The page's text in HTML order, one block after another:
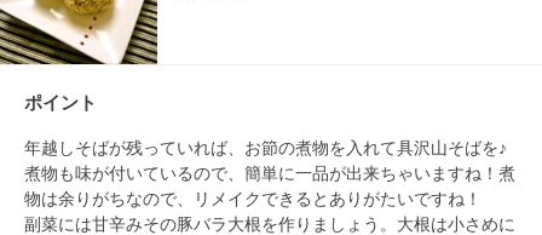
ポイント
年越しそばが残っていれば、お節の煮物を入れて具沢山そばを♪
煮物も味が付いているので、簡単に一品が出来ちゃいますね！煮
物は余りがちなので、リメイクできるとありがたいですね！
副菜には甘辛みその豚バラ大根を作りましょう。大根は小さめに